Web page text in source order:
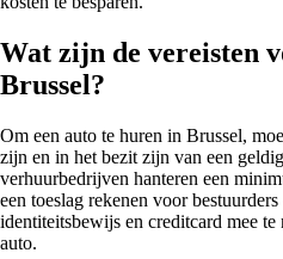
Wat zijn de vereisten
Brussel?
Om een auto te huren in Brussel,
zijn en in het bezit zijn van een
verhuurbedrijven hanteren een
een toeslag rekenen voor
identiteitsbewijs en creditcard mee
auto.